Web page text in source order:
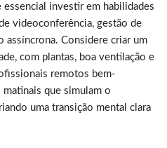
investir em habilidades
videoconferência, gestão de
assíncrona. Considere criar um
com plantas, boa ventilação e
remotos bem-
que simulam o
uma transição mental clara